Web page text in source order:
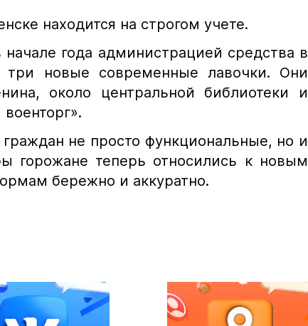
находится на строгом учете.
года администрацией средства в
три новые современные лавочки. Они
около центральной библиотеки и
не просто функциональные, но и
горожане теперь относились к новым
бережно и аккуратно.